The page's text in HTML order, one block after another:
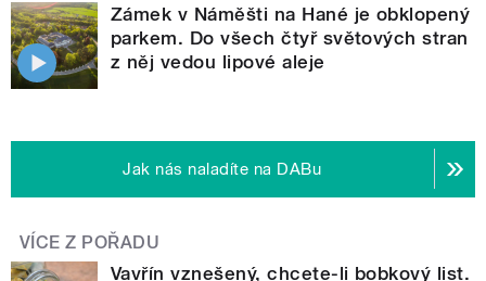
Zámek v Náměšti na Hané je obklopený
parkem. Do všech čtyř světových stran
z něj vedou lipové aleje
Jak nás naladíte na DABu
VÍCE Z POŘADU
Vavřín vznešený, chcete-li bobkový list.